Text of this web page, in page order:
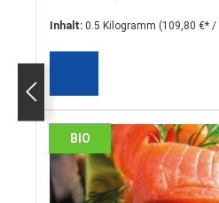
Inhalt: 0.5 Kilogramm (109,80 €* /
BIO